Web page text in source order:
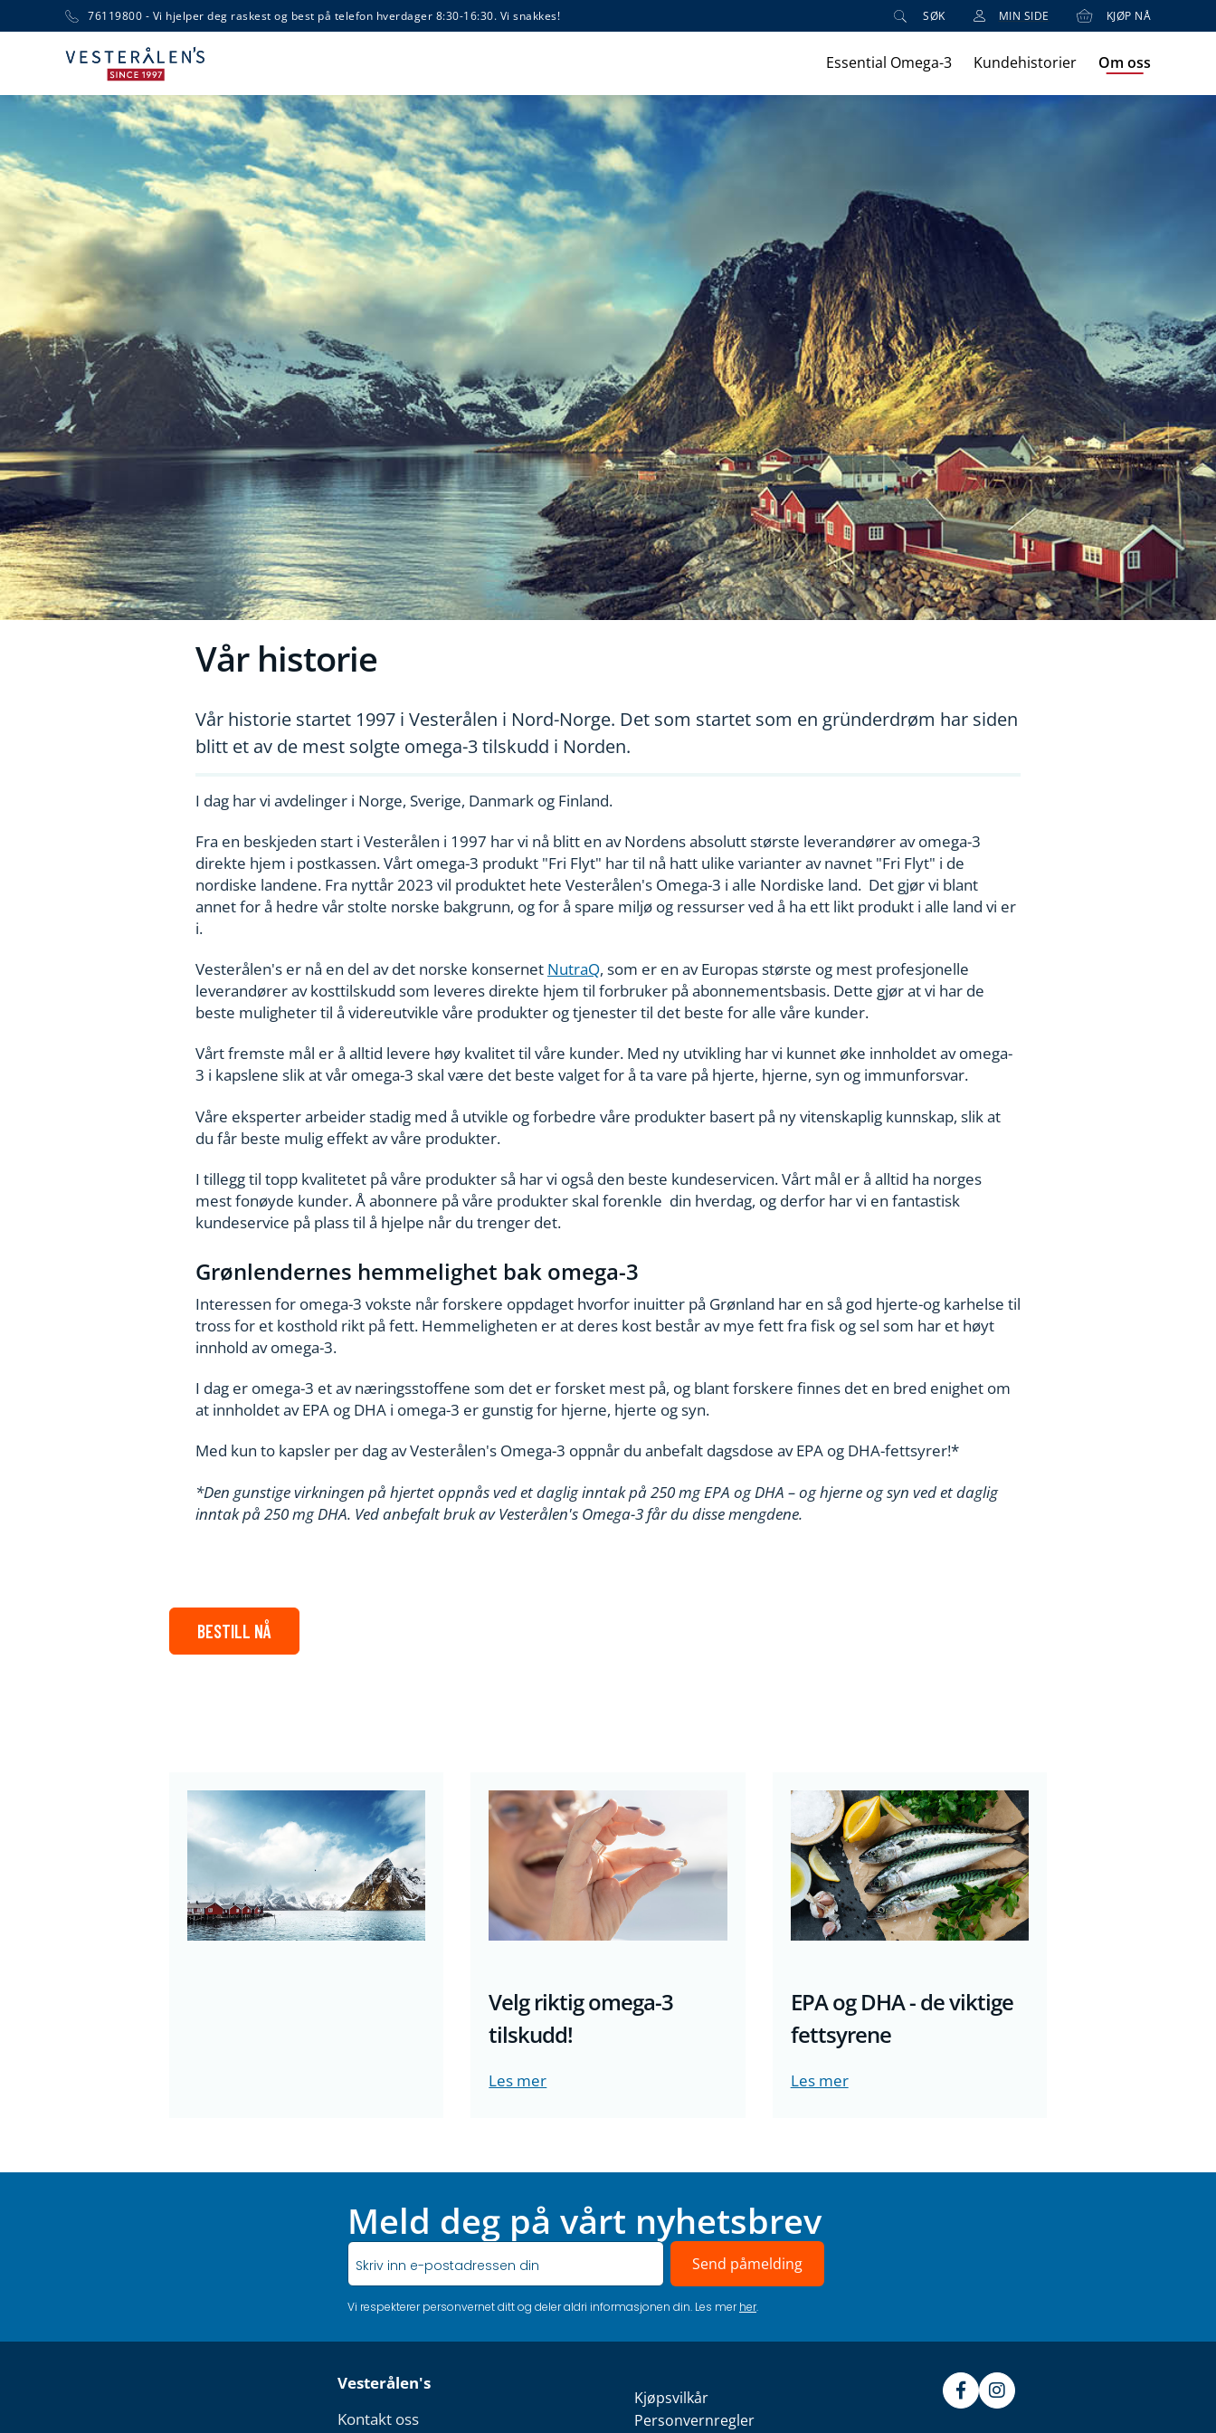
76119800 - Vi hjelper deg raskest og best på telefon hverdager 8:30-16:30. Vi snakkes! SØK MIN SIDE KJØP NÅ
Essential Omega-3 Kundehistorier Om oss
Vår historie
Vår historie startet 1997 i Vesterålen i Nord-Norge. Det som startet som en gründerdrøm har siden
blitt et av de mest solgte omega-3 tilskudd i Norden.
I dag har vi avdelinger i Norge, Sverige, Danmark og Finland.
Fra en beskjeden start i Vesterålen i 1997 har vi nå blitt en av Nordens absolutt største leverandører av omega-3
direkte hjem i postkassen. Vårt omega-3 produkt "Fri Flyt" har til nå hatt ulike varianter av navnet "Fri Flyt" i de
nordiske landene. Fra nyttår 2023 vil produktet hete Vesterålen's Omega-3 i alle Nordiske land. Det gjør vi blant
annet for å hedre vår stolte norske bakgrunn, og for å spare miljø og ressurser ved å ha ett likt produkt i alle land vi er
i.
Vesterålen's er nå en del av det norske konsernet NutraQ, som er en av Europas største og mest profesjonelle
leverandører av kosttilskudd som leveres direkte hjem til forbruker på abonnementsbasis. Dette gjør at vi har de
beste muligheter til å videreutvikle våre produkter og tjenester til det beste for alle våre kunder.
Vårt fremste mål er å alltid levere høy kvalitet til våre kunder. Med ny utvikling har vi kunnet øke innholdet av omega-
3 i kapslene slik at vår omega-3 skal være det beste valget for å ta vare på hjerte, hjerne, syn og immunforsvar.
Våre eksperter arbeider stadig med å utvikle og forbedre våre produkter basert på ny vitenskaplig kunnskap, slik at
du får beste mulig effekt av våre produkter.
I tillegg til topp kvalitetet på våre produkter så har vi også den beste kundeservicen. Vårt mål er å alltid ha norges
mest fonøyde kunder. Å abonnere på våre produkter skal forenkle din hverdag, og derfor har vi en fantastisk
kundeservice på plass til å hjelpe når du trenger det.
Grønlendernes hemmelighet bak omega-3
Interessen for omega-3 vokste når forskere oppdaget hvorfor inuitter på Grønland har en så god hjerte-og karhelse til
tross for et kosthold rikt på fett. Hemmeligheten er at deres kost består av mye fett fra fisk og sel som har et høyt
innhold av omega-3.
I dag er omega-3 et av næringsstoffene som det er forsket mest på, og blant forskere finnes det en bred enighet om
at innholdet av EPA og DHA i omega-3 er gunstig for hjerne, hjerte og syn.
Med kun to kapsler per dag av Vesterålen's Omega-3 oppnår du anbefalt dagsdose av EPA og DHA-fettsyrer!*
*Den gunstige virkningen på hjertet oppnås ved et daglig inntak på 250 mg EPA og DHA – og hjerne og syn ved et daglig
inntak på 250 mg DHA. Ved anbefalt bruk av Vesterålen's Omega-3 får du disse mengdene.
BESTILL NÅ
Velg riktig omega-3
tilskudd!
Les mer
EPA og DHA - de viktige
fettsyrene
Les mer
Meld deg på vårt nyhetsbrev
Send påmelding
Vi respekterer personvernet ditt og deler aldri informasjonen din. Les merher.
Vesterålen's
Kontakt oss
Kjøpsvilkår
Personvernregler